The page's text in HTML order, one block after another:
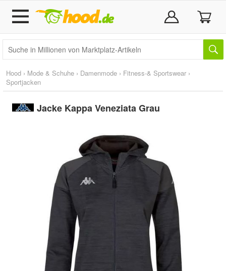
Hood › Mode & Schuhe › Damenmode › Fitness-& Sportswear ›
Sportjacken
Jacke Kappa Veneziata Grau